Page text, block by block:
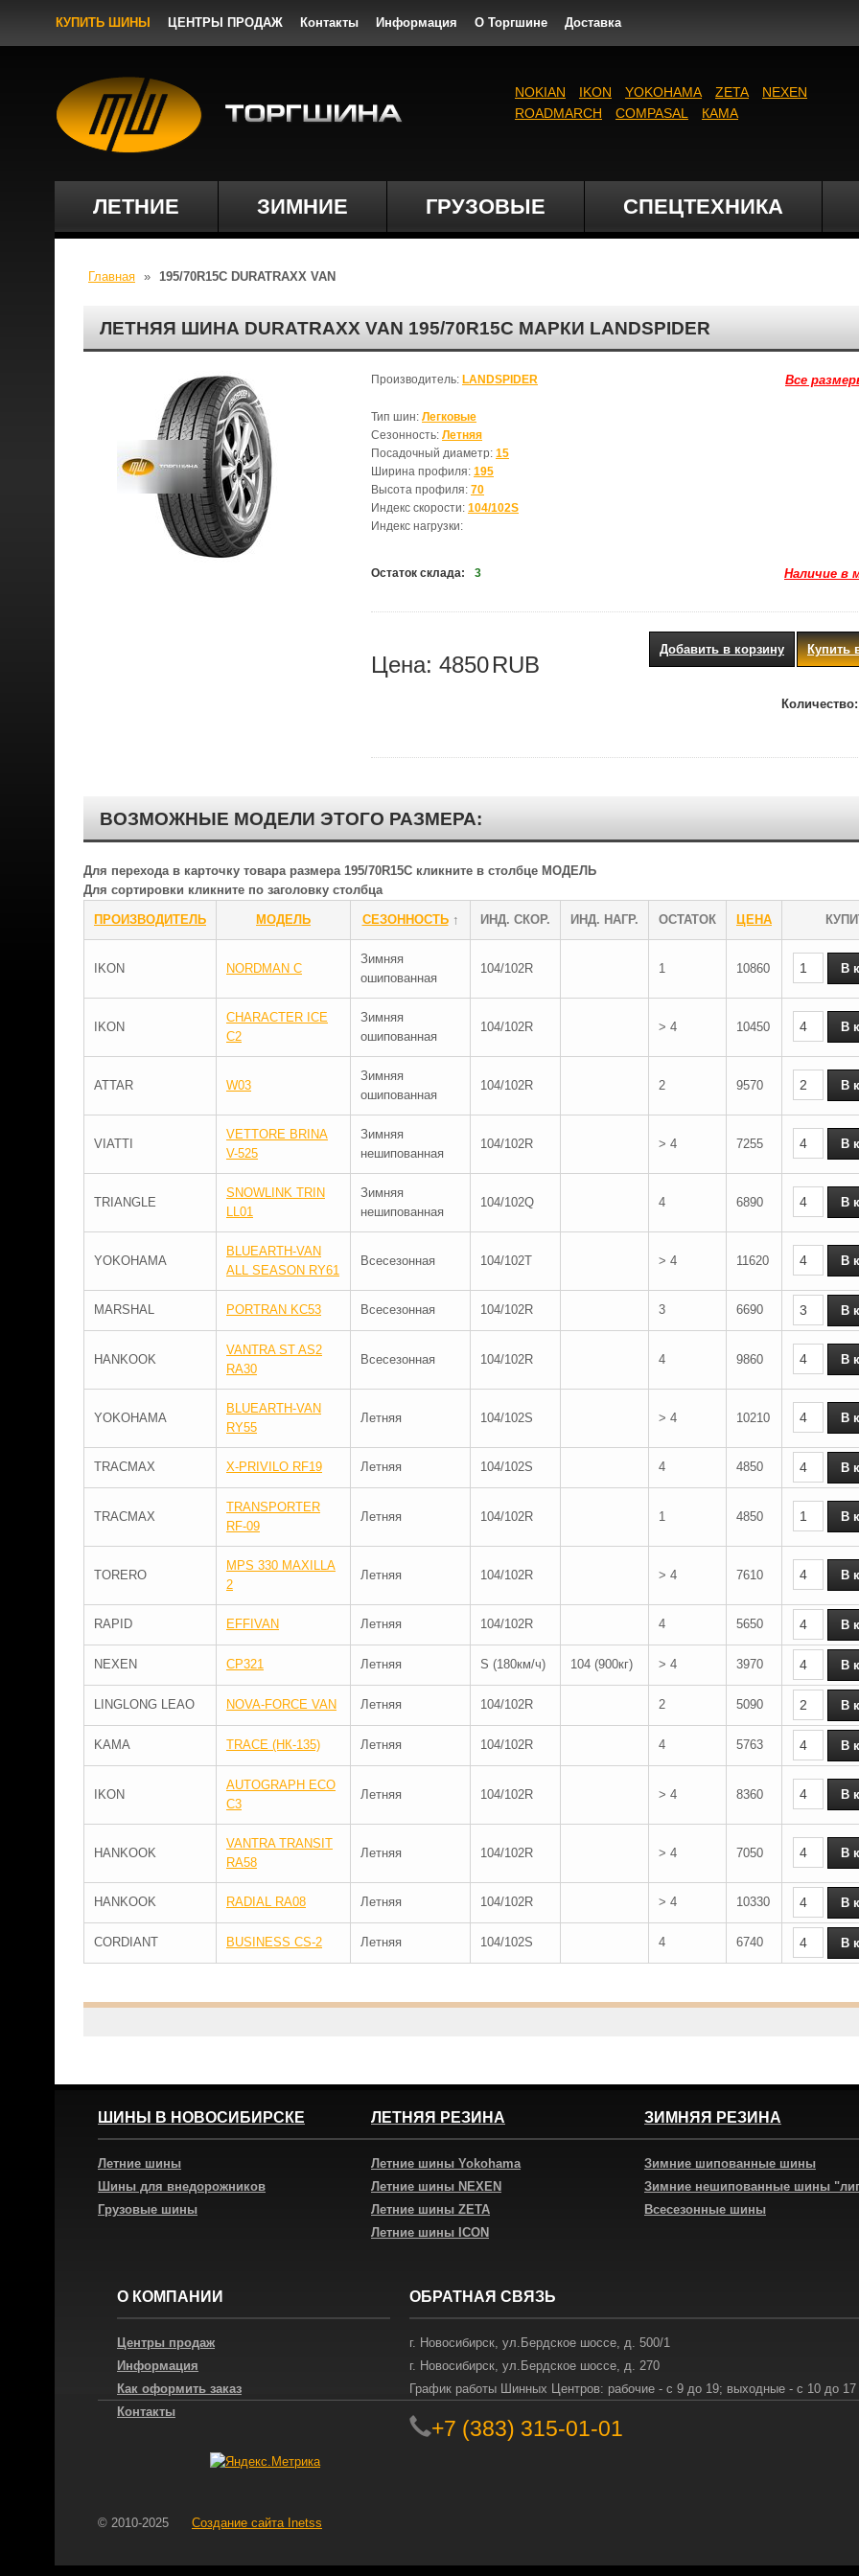
КУПИТЬ ШИНЫ ЦЕНТРЫ ПРОДАЖ Контакты Информация О Торгшине Доставка
ЛЕТНИЕ ЗИМНИЕ ГРУЗОВЫЕ СПЕЦТЕХНИКА
NOKIAN IKON YOKOHAMA ZETA
NEXEN
ROADMARCH
COMPASAL КАМА
Главная » 195/70R15C DURATRAXX VAN
ЛЕТНЯЯ ШИНА DURATRAXX VAN 195/70R15C МАРКИ LANDSPIDER
Все
Производитель: LANDSPIDER
Тип шин: Легковые
Сезонность: Летняя
Посадочный диаметр: 15
Ширина профиля: 195
Высота профиля: 70
Индекс скорости: 104/102S
Индекс нагрузки:
Остаток склада: 3 Наличие в
Цена: 4850RUB
Купить
Добавить в корзину
Количество:
ВОЗМОЖНЫЕ МОДЕЛИ ЭТОГО РАЗМЕРА:
Для перехода в карточку товара размера 195/70R15C кликните в столбце МОДЕЛЬ
Для сортировки кликните по заголовку столбца
ПРОИЗВОДИТЕЛЬ МОДЕЛЬ СЕЗОННОСТЬ↑ ИНД. СКОР. ИНД. НАГР. ОСТАТОК ЦЕНА
IKON NORDMAN C
Зимняя
ошипованная
104/102R 1 10860
IKON
CHARACTER ICE
C2
Зимняя
ошипованная
104/102R > 4 10450
ATTAR W03
Зимняя
ошипованная
104/102R 2 9570
VIATTI
VETTORE BRINA
V-525
Зимняя
нешипованная
104/102R > 4 7255
TRIANGLE
SNOWLINK TRIN
LL01
Зимняя
нешипованная
104/102Q 4 6890
YOKOHAMA
BLUEARTH-VAN
ALL SEASON RY61
Всесезонная 104/102T > 4 11620
MARSHAL PORTRAN KC53 Всесезонная 104/102R 3 6690
HANKOOK
VANTRA ST AS2
RA30
Всесезонная 104/102R 4 9860
YOKOHAMA
BLUEARTH-VAN
RY55
Летняя 104/102S > 4 10210
TRACMAX X-PRIVILO RF19 Летняя 104/102S 4 4850
TRACMAX
TRANSPORTER
RF-09
Летняя 104/102R 1 4850
TORERO
MPS 330 MAXILLA
2
Летняя 104/102R > 4 7610
RAPID EFFIVAN Летняя 104/102R 4 5650
NEXEN CP321 Летняя S (180км/ч) 104 (900кг) > 4 3970
LINGLONG LEAO NOVA-FORCE VAN Летняя 104/102R 2 5090
KAMA TRACE (НК-135) Летняя 104/102R 4 5763
IKON
AUTOGRAPH ECO
C3
Летняя 104/102R > 4 8360
HANKOOK
VANTRA TRANSIT
RA58
Летняя 104/102R > 4 7050
HANKOOK RADIAL RA08 Летняя 104/102R > 4 10330
CORDIANT BUSINESS CS-2 Летняя 104/102S 4 6740
ШИНЫ В НОВОСИБИРСКЕ
Летние шины
Шины для внедорожников
Грузовые шины
ЛЕТНЯЯ РЕЗИНА
Летние шины Yokohama
Летние шины NEXEN
Летние шины ZETA
Летние шины ICON
ЗИМНЯЯ РЕЗИНА
Зимние шипованные шины
Зимние нешипованные шины
Всесезонные шины
О КОМПАНИИ
Центры продаж
Информация
Как оформить заказ
Контакты
ОБРАТНАЯ СВЯЗЬ
г. Новосибирск, ул.Бердское шоссе, д. 500/1
г. Новосибирск, ул.Бердское шоссе, д. 270
График работы Шинных Центров: рабочие - с 9 до 19; выходные - с 10 до 17
+7 (383) 315-01-01
© 2010-2025 Создание сайта Inetss